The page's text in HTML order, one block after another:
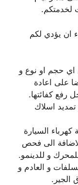
لخدمتكم.
ان يؤدي لكم
اي حجم او نوع و
على اعادة
رفع كفائتها.
تمديد اسلاك
السيارة
الى فحص
و للدينمو.
و العادم و
الجير.